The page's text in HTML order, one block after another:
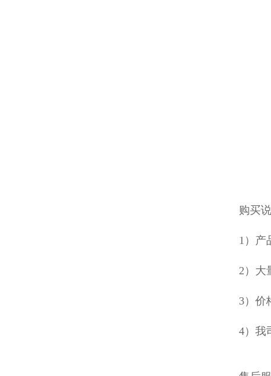
购买
1）产
2）大
3）价
4）我